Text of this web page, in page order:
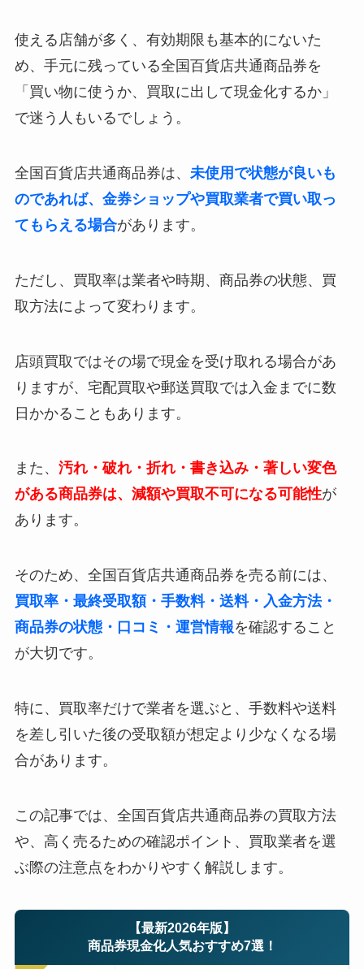
使える店舗が多く、有効期限も基本的にないた
め、手元に残っている全国百貨店共通商品券を
「買い物に使うか、買取に出して現金化するか」
で迷う人もいるでしょう。
全国百貨店共通商品券は、 未使用で状態が良いも
のであれば、金券ショップや買取業者で買い取っ
てもらえる場合があります。
ただし、買取率は業者や時期、商品券の状態、買
取方法によって変わります。
店頭買取ではその場で現金を受け取れる場合があ
りますが、宅配買取や郵送買取では入金までに数
日かかることもあります。
また、 汚れ・破れ・折れ・書き込み・著しい変色
がある商品券は、減額や買取不可になる可能性が
あります。
そのため、全国百貨店共通商品券を売る前には、
買取率・最終受取額・手数料・送料・入金方法・
商品券の状態・口コミ・運営情報を確認すること
が大切です。
特に、買取率だけで業者を選ぶと、手数料や送料
を差し引いた後の受取額が想定より少なくなる場
合があります。
この記事では、全国百貨店共通商品券の買取方法
や、高く売るための確認ポイント、買取業者を選
ぶ際の注意点をわかりやすく解説します。
【最新2026年版】
商品券現金化人気おすすめ7選！